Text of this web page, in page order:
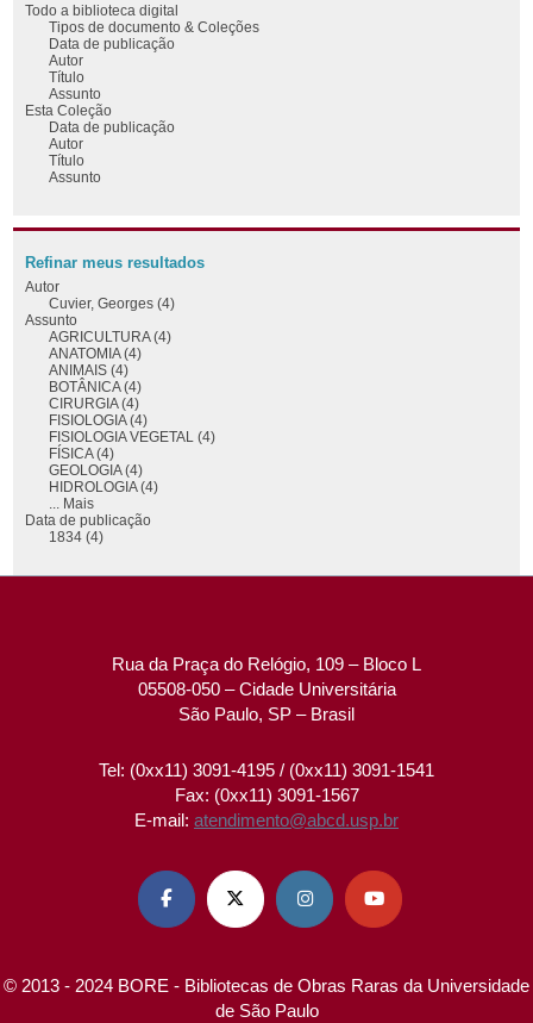
Todo a biblioteca digital
Tipos de documento & Coleções
Data de publicação
Autor
Título
Assunto
Esta Coleção
Data de publicação
Autor
Título
Assunto
Refinar meus resultados
Autor
Cuvier, Georges (4)
Assunto
AGRICULTURA (4)
ANATOMIA (4)
ANIMAIS (4)
BOTÂNICA (4)
CIRURGIA (4)
FISIOLOGIA (4)
FISIOLOGIA VEGETAL (4)
FÍSICA (4)
GEOLOGIA (4)
HIDROLOGIA (4)
... Mais
Data de publicação
1834 (4)
Rua da Praça do Relógio, 109 – Bloco L
05508-050 – Cidade Universitária
São Paulo, SP – Brasil
Tel: (0xx11) 3091-4195 / (0xx11) 3091-1541
Fax: (0xx11) 3091-1567
E-mail: atendimento@abcd.usp.br
   
© 2013 - 2024 BORE - Bibliotecas de Obras Raras da Universidade
de São Paulo